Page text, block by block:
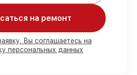
контролем клиента
для кофемашин
или быстро
на ремонт
Вы соглашаетесь на
персональных данных